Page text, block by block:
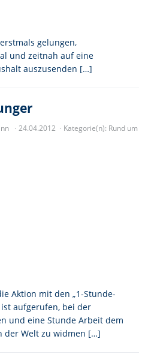
gelungen,
und zeitnah auf eine
auszusenden […]
24.04.2012 Kategorie(n): Rund um
Aktion mit den „1-Stunde-
aufgerufen, bei der
und eine Stunde Arbeit dem
der Welt zu widmen […]